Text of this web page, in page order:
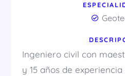
Ingeniero civil con
y 15 años de